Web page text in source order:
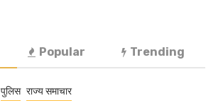
Popular Trending
पुलिस राज्य समाचार